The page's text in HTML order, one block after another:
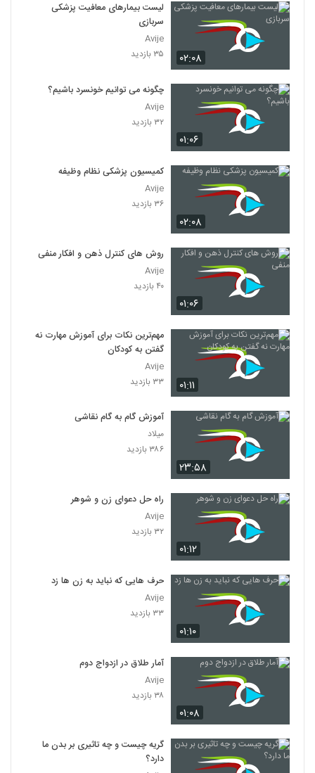
۰۲:۰۸
لیست بیمارهای معافیت پزشکی
سربازی
Avije
۳۵ بازدید
۰۱:۰۶
چگونه می توانیم خونسرد باشیم؟
Avije
۳۲ بازدید
۰۲:۰۸
کمیسیون پزشکی نظام وظیفه
Avije
۳۶ بازدید
۰۱:۰۶
روش های کنترل ذهن و افکار منفی
Avije
۴۰ بازدید
۰۱:۱۱
مهم‌ترین نکات برای آموزش مهارت نه
گفتن به کودکان
Avije
۳۳ بازدید
۲۳:۵۸
آموزش گام به گام نقاشی
میلاد
۳۸۶ بازدید
۰۱:۱۲
راه حل دعوای زن و شوهر
Avije
۳۲ بازدید
۰۱:۱۰
حرف هایی که نباید به زن ها زد
Avije
۳۳ بازدید
۰۱:۰۸
آمار طلاق در ازدواج دوم
Avije
۳۸ بازدید
گریه چیست و چه تاثیری بر بدن ما
دارد؟